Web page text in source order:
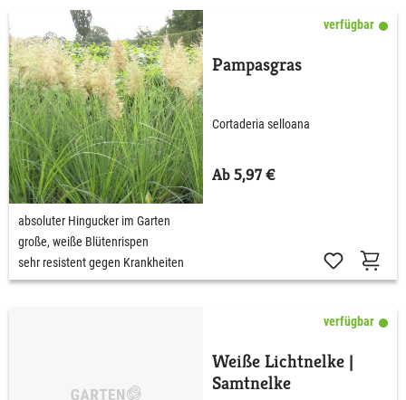
verfügbar
Pampasgras
Cortaderia selloana
Ab 5,97 €
absoluter Hingucker im Garten
große, weiße Blütenrispen
sehr resistent gegen Krankheiten
verfügbar
Weiße Lichtnelke |
Samtnelke